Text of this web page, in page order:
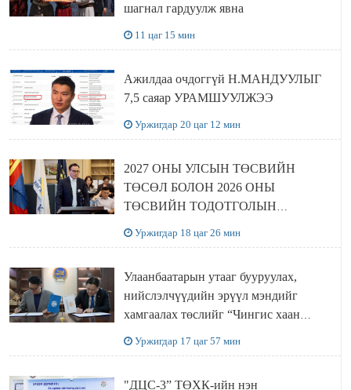
шагнал гардуулж явна
11 цаг 15 мин
Ажилдаа очдоггүй Н.МАНДУУЛЫГ
7,5 саяар УРАМШУУЛЖЭЭ
Уржигдар 20 цаг 12 мин
2027 ОНЫ УЛСЫН ТӨСВИЙН
ТӨСӨЛ БОЛОН 2026 ОНЫ
ТӨСВИЙН ТОДОТГОЛЫН
Уржигдар 18 цаг 26 мин
Улаанбаатарын утааг бууруулах,
нийслэлчүүдийн эрүүл мэндийг
хамгаалах төслийг “Чингис хаан
Уржигдар 17 цаг 57 мин
"ДЦС-3” ТӨХК-ийн нэн